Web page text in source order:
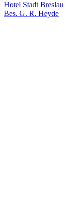
Hotel Stadt Breslau
Bes. G. R. Heyde